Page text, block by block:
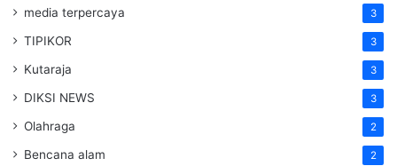
media terpercaya 3
TIPIKOR 3
Kutaraja 3
DIKSI NEWS 3
Olahraga 2
Bencana alam 2